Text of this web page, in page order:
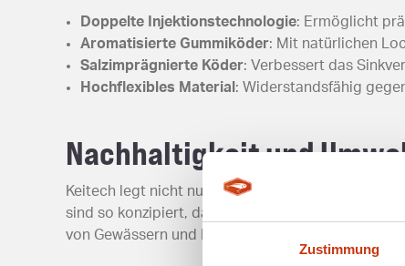
Zustimmung
Doppelte Injektionstechnologie: Ermöglicht
Aromatisierte Gummiköder: Mit natürlichen
Salzimprägnierte Köder: Verbessert das
Hochflexibles Material : Widerstandsfähig
Nachhaltigkeit und
Keitech legt nicht nur Wert auf innovative
sind so konzipiert, dass sie eine lange
von Gewässern und Fischbeständen, um das